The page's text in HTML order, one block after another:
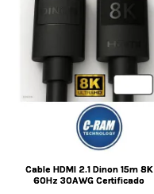
Cable HDMI 2.1 Dinon 15m 8K
60Hz 30AWG Certificado